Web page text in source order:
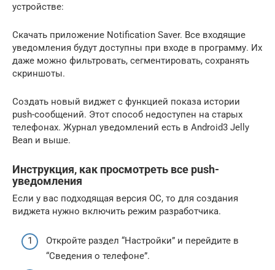
устройстве:
Скачать приложение Notification Saver. Все входящие
уведомления будут доступны при входе в программу. Их
даже можно фильтровать, сегментировать, сохранять
скриншоты.
Создать новый виджет с функцией показа истории
push-сообщений. Этот способ недоступен на старых
телефонах. Журнал уведомлений есть в Android3 Jelly
Bean и выше.
Инструкция, как просмотреть все push-
уведомления
Если у вас подходящая версия ОС, то для создания
виджета нужно включить режим разработчика.
Откройте раздел “Настройки” и перейдите в
“Сведения о телефоне”.